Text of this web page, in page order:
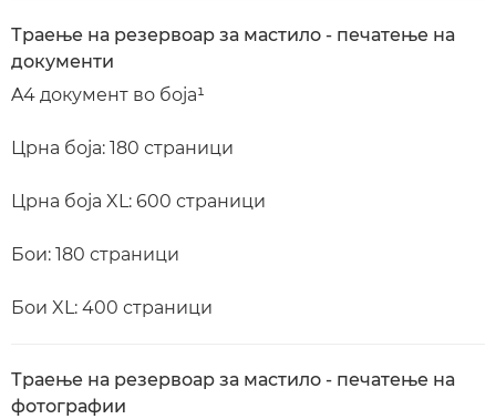
Траење на резервоар за мастило - печатење на
документи
A4 документ во боја¹
Црна боја: 180 страници
Црна боја XL: 600 страници
Бои: 180 страници
Бои XL: 400 страници
Траење на резервоар за мастило - печатење на
фотографии